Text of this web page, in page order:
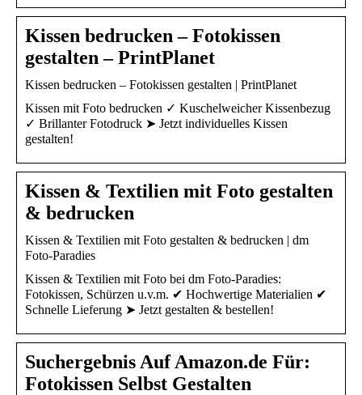
Kissen bedrucken – Fotokissen
gestalten – PrintPlanet
Kissen bedrucken – Fotokissen gestalten | PrintPlanet
Kissen mit Foto bedrucken ✓ Kuschelweicher Kissenbezug
✓ Brillanter Fotodruck ➤ Jetzt individuelles Kissen
gestalten!
Kissen & Textilien mit Foto gestalten
& bedrucken
Kissen & Textilien mit Foto gestalten & bedrucken | dm
Foto-Paradies
Kissen & Textilien mit Foto bei dm Foto-Paradies:
Fotokissen, Schürzen u.v.m. ✔ Hochwertige Materialien ✔
Schnelle Lieferung ➤ Jetzt gestalten & bestellen!
Suchergebnis Auf Amazon.de Für:
Fotokissen Selbst Gestalten